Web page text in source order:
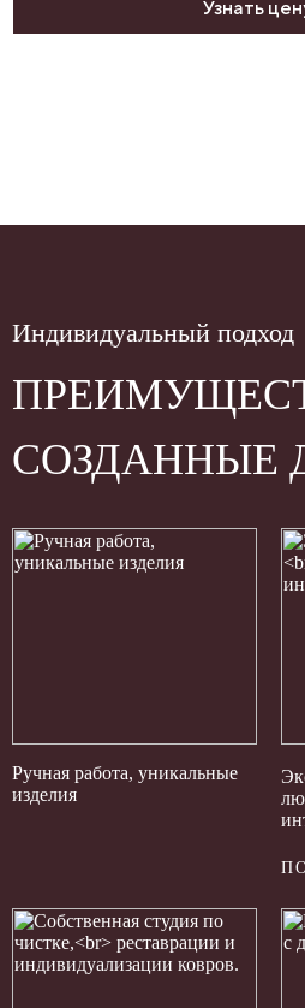
Узнать
Индивидуальный подход
СОЗДАННЫЕ
Ручная работа, уникальные
изделия